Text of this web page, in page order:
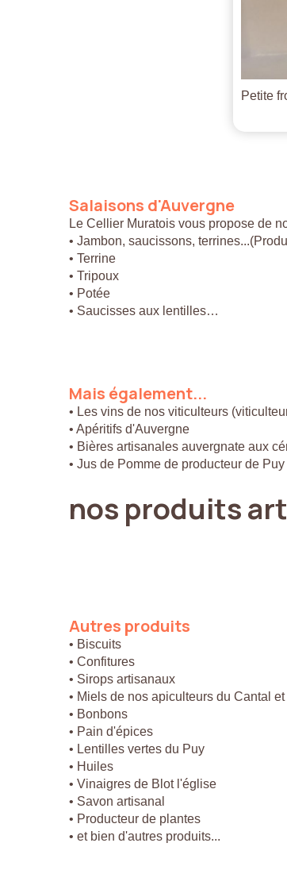
Petite
Salaisons d'Auvergne
Le Cellier Muratois vous propose de
• Jambon, saucissons,
• Terrine
• Tripoux
• Potée
• Saucisses aux lentilles…
Mais également...
• Les vins de nos viticulteurs
• Apéritifs d'Auvergne
• Bières artisanales auvergnate aux
• Jus de Pomme de producteur de
nos produits
Autres produits
• Biscuits
• Confitures
• Sirops artisanaux
• Miels de nos apiculteurs du Cantal
• Bonbons
• Pain d'épices
• Lentilles vertes du Puy
• Huiles
• Vinaigres de Blot l'église
• Savon artisanal
• Producteur de plantes
• et bien d'autres produits...